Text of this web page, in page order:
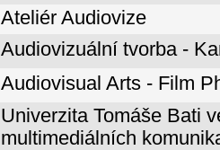
Ateliér Audiovize
Audiovizuální tvorba -
Audiovisual Arts - Film
Univerzita Tomáše Bati
multimediálních